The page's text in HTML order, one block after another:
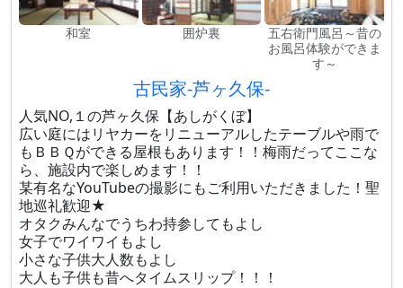
和室 囲炉裏
五右衛門風呂～昔の
お風呂体験ができま
す～
古民家-芦ヶ久保-
人気NO,１の芦ヶ久保【あしがくぼ】
広い庭にはリヤカーをリニューアルしたテーブルや雨で
もＢＢＱができる屋根もあります！！梅雨だってここな
ら、施設内で楽しめます！！
某有名なYouTubeの撮影にもご利用いただきました！聖
地巡礼歓迎★
オタクみんなでうちわ持参してもよし
女子でワイワイもよし
小さな子供大人数もよし
大人も子供も昔へタイムスリップ！！！